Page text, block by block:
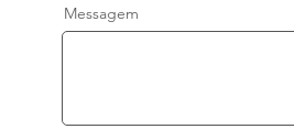
Messagem